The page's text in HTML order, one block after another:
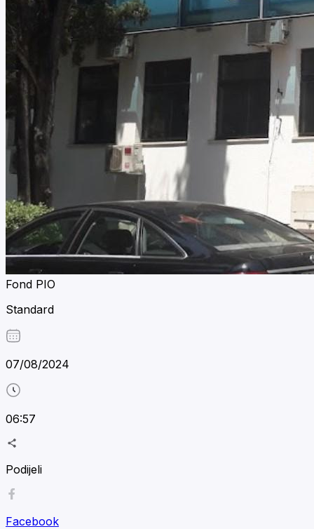
Fond PIO
Standard
07/08/2024
06:57
Podijeli
Facebook